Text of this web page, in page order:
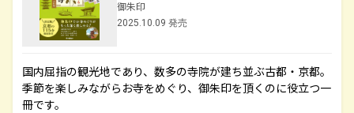
御朱印
2025.10.09 発売
国内屈指の観光地であり、数多の寺院が建ち並ぶ古都・京都。
季節を楽しみながらお寺をめぐり、御朱印を頂くのに役立つ一
冊です。